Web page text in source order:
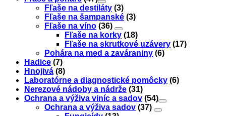
Fľaše na destiláty (3)
Fľaše na šampanské (3)
Fľaše na víno (36)
Fľaše na korky (18)
Fľaše na skrutkové uzávery (17)
Pohára na med a zaváraniny (6)
Hadice (7)
Hnojivá (8)
Laboratórne a diagnostické pomôcky (6)
Nerezové nádoby a nádrže (31)
Ochrana a výživa viníc a sadov (54)
Ochrana a výživa sadov (37)